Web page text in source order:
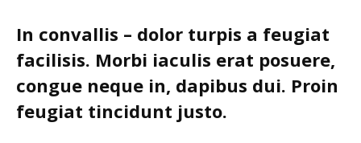
In convallis – dolor turpis a feugiat
facilisis. Morbi iaculis erat posuere,
congue neque in, dapibus dui. Proin
feugiat tincidunt justo.